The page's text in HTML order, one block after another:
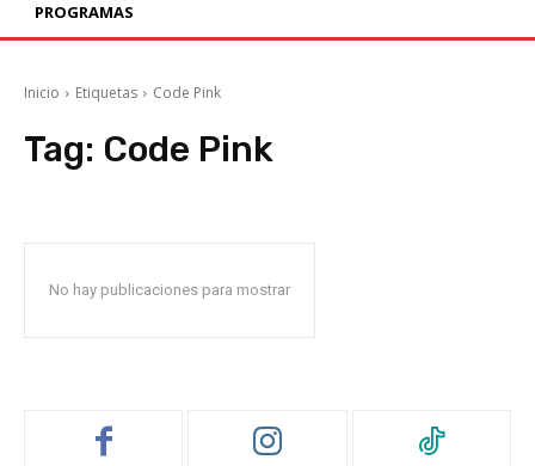
PROGRAMAS
Inicio Etiquetas Code Pink
Tag: Code Pink
No hay publicaciones para mostrar